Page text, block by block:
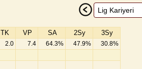
TK VP SA 2Sy 3Sy
2.0 7.4 64.3% 47.9%
30.8%